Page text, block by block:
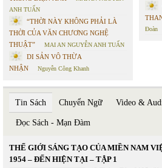
ANH TUẤN
“THỜI NÀY KHÔNG PHẢI LÀ
THỜI CỦA VĂN CHƯƠNG NGHỆ
THUẬT”
MAI AN NGUYỄN ANH TUẤN
DI SẢN VÔ THỪA
NHẬN
Nguyễn Công Khanh
Đoàn
Tin Sách Chuyển Ngữ Video &
Đọc Sách - Mạn Đàm
THẾ GIỚI SÁNG TẠO CỦA MIỀN NAM
1954 – ĐẾN HIỆN TẠI – TẬP 1